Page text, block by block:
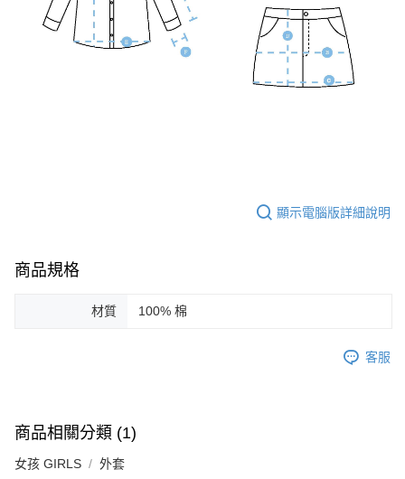
顯示電腦版詳細說明
商品規格
材質 100% 棉
客服
商品相關分類 (1)
女孩 GIRLS 外套